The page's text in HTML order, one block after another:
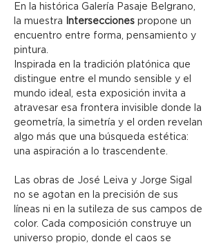
En la histórica Galería Pasaje Belgrano,
la muestra
Intersecciones propone un
encuentro entre forma, pensamiento y
pintura.
Inspirada en la tradición platónica que
distingue entre el mundo sensible y el
mundo ideal, esta exposición invita a
atravesar esa frontera invisible donde la
geometría, la simetría y el orden revelan
algo más que una búsqueda estética:
una aspiración a lo trascendente.
Las obras de José Leiva y Jorge Sigal
no se agotan en la precisión de sus
líneas ni en la sutileza de sus campos de
color. Cada composición construye un
universo propio, donde el caos se